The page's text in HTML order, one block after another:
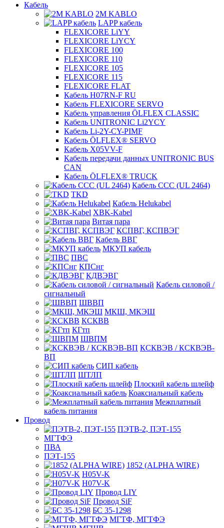
Кабель
2M KABLO
LAPP кабель
FLEXICORE LiYY
FLEXICORE LiYCY
FLEXICORE 100
FLEXICORE 110
FLEXICORE 105
FLEXICORE 115
FLEXICORE FLAT
Кабель H07RN-F RU
Кабель FLEXICORE SERVO
Кабель управления ÖLFLEX CLASSIC
Кабель UNITRONIC Li2YCY
Кабель Li-2Y-CY-PIMF
Кабель ÖLFLEX® SERVO
Кабель X05VV-F
Кабель передачи данных UNITRONIC BUS
CAN
Кабель ÖLFLEX® TRUCK
Кабель CCC (UL 2464)
TKD
Кабель Helukabel
XBK-Kabel
Витая пара
КСПВГ, КСПВЭГ
Кабель ВВГ
МКУП кабель
ПВС
КПСнг
КДВЭВГ
Кабель силовой /
сигнальный
ШВВП
МКШ, МКЭШ
КСКВВ
КГтп
ШВПМ
КСКВЭВ / КСКВЭВ-
ВП
СИП кабель
ШТЛП
Плоский кабель шлейф
Коаксиальный кабель
Межплатный
кабель питания
Провод
ПЭТВ-2, ПЭТ-155
МГТФЭ
ПВА
ПЭТ-155
1852 (ALPHA WIRE)
H05V-K
H07V-K
Провод LIY
Провод SiF
БС 35-1298
МГТФ, МГТФЭ